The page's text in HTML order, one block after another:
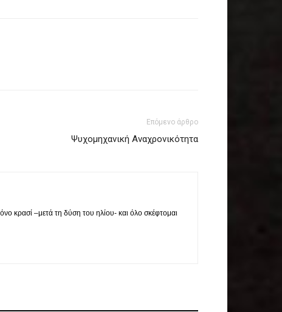
Επόμενο άρθρο
Ψυχομηχανική Αναχρονικότητα
κρασί –μετά τη δύση του ηλίου- και όλο σκέφτομαι